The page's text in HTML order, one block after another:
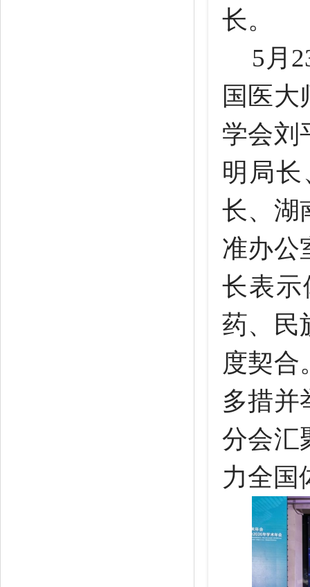
长。
5月
国医
学会刘
明局
长、湖
准办公
长表
药、民
度契合
多措并
分会汇
力全国